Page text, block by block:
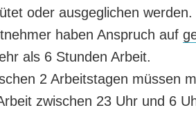
oder ausgeglichen werden.
haben Anspruch auf
als 6 Stunden Arbeit.
2 Arbeitstagen müssen
zwischen 23 Uhr und 6